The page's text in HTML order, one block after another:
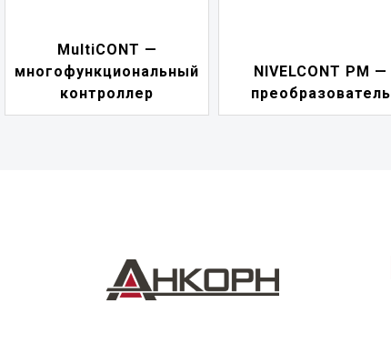
MultiCONT —
многофункциональный
контроллер
NIVELCONT PM —
преобразователь